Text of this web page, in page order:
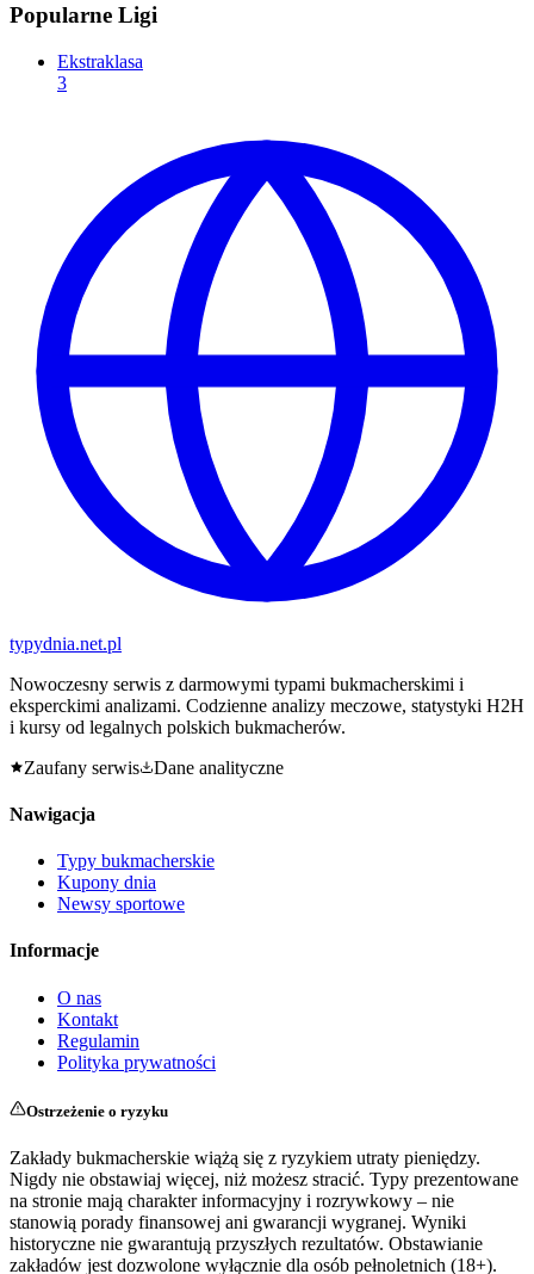
Popularne Ligi
Ekstraklasa
3
typydnia.net.pl
Nowoczesny serwis z darmowymi typami bukmacherskimi i
eksperckimi analizami. Codzienne analizy meczowe, statystyki H2H
i kursy od legalnych polskich bukmacherów.
Zaufany serwis
Dane analityczne
Nawigacja
Typy bukmacherskie
Kupony dnia
Newsy sportowe
Informacje
O nas
Kontakt
Regulamin
Polityka prywatności
Ostrzeżenie o ryzyku
Zakłady bukmacherskie wiążą się z ryzykiem utraty pieniędzy.
Nigdy nie obstawiaj więcej, niż możesz stracić. Typy prezentowane
na stronie mają charakter informacyjny i rozrywkowy – nie
stanowią porady finansowej ani gwarancji wygranej. Wyniki
historyczne nie gwarantują przyszłych rezultatów. Obstawianie
zakładów jest dozwolone wyłącznie dla osób pełnoletnich (18+).